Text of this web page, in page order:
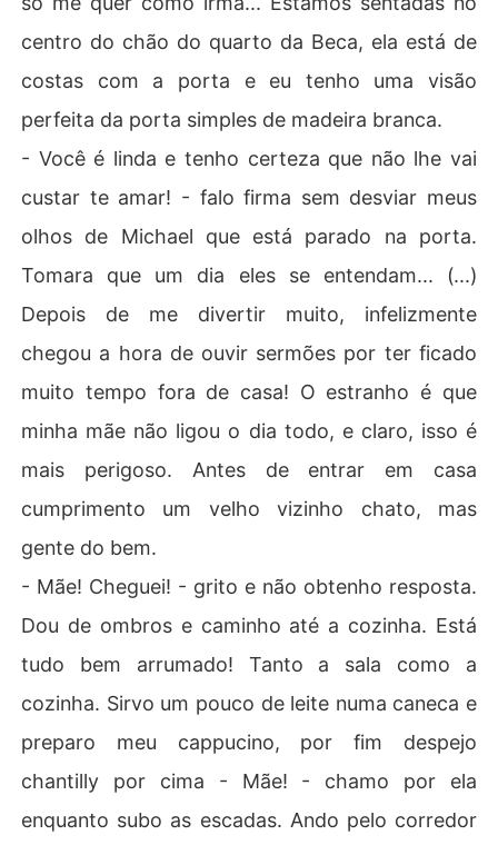
centro do chão do quarto da Beca, ela está de
costas com a porta e eu tenho uma visão
perfeita da porta simples de madeira branca.
- Você é linda e tenho certeza que não lhe vai
custar te amar! - falo firma sem desviar meus
olhos de Michael que está parado na porta.
Tomara que um dia eles se entendam... (...)
Depois de me divertir muito, infelizmente
chegou a hora de ouvir sermões por ter ficado
muito tempo fora de casa! O estranho é que
minha mãe não ligou o dia todo, e claro, isso é
mais perigoso. Antes de entrar em casa
cumprimento um velho vizinho chato, mas
gente do bem.
- Mãe! Cheguei! - grito e não obtenho resposta.
Dou de ombros e caminho até a cozinha. Está
tudo bem arrumado! Tanto a sala como a
cozinha. Sirvo um pouco de leite numa caneca e
preparo meu cappucino, por fim despejo
chantilly por cima - Mãe! - chamo por ela
enquanto subo as escadas. Ando pelo corredor